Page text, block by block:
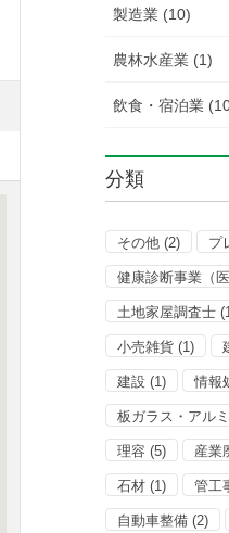
製造業 (10)
農林水産業 (1)
飲食・宿泊業
分類
その他 (2) プ
健康診断事業（医
土地家屋調査士
小売雑貨 (1)
建設 (1) 情報
板ガラス・アル
理容 (5) 産業
石材 (1) 管工
自動車整備 (2)